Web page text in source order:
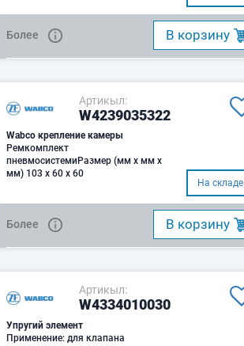
Более B корзину
Артикыл:
W4239035322
Wabco крепление камеры
Ремкомплект
пневмосистемиРазмер (мм x мм x
мм) 103 x 60 x 60
На складе
Более B корзину
Артикыл:
W4334010030
Упругий элемент
Применение: для клапана